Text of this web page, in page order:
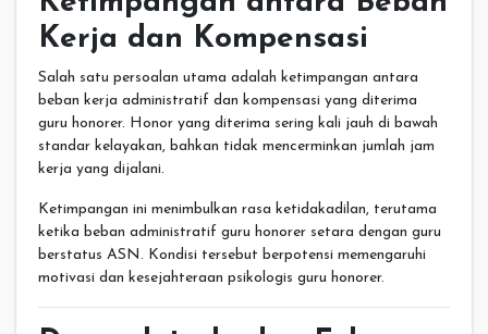
Kerja dan Kompensasi
Salah satu persoalan utama adalah ketimpangan antara
beban kerja administratif dan kompensasi yang diterima
guru honorer. Honor yang diterima sering kali jauh di bawah
standar kelayakan, bahkan tidak mencerminkan jumlah jam
kerja yang dijalani.
Ketimpangan ini menimbulkan rasa ketidakadilan, terutama
ketika beban administratif guru honorer setara dengan guru
berstatus ASN. Kondisi tersebut berpotensi memengaruhi
motivasi dan kesejahteraan psikologis guru honorer.